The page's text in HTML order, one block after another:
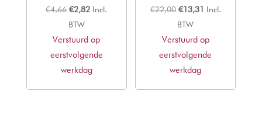
€4,66 Oorspronkelijke
prijs
was:
€4,66.
€2,82Huidige
is:
€2,82.
Incl.
BTW
Verstuurd op
eerstvolgende
werkdag
€22,00 Oorspronkelijke
prijs
was:
€22,00.
€13,31 Huidige
is:
€13,31.
Incl.
BTW
Verstuurd op
eerstvolgende
werkdag